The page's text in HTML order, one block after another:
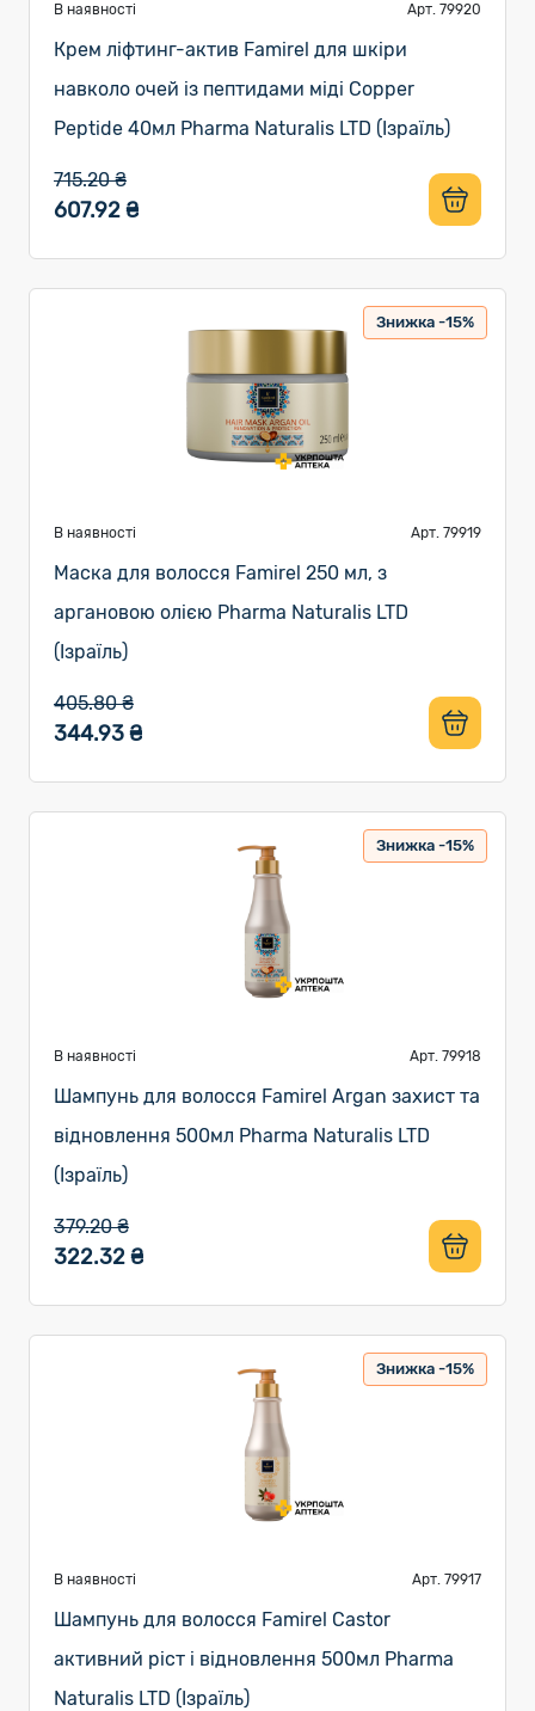
В наявності Арт. 79920
Крем ліфтинг-актив Famirel для шкіри
навколо очей із пептидами міді Copper
Peptide 40мл Pharma Naturalis LTD (Ізраїль)
715.20 ₴
607.92 ₴
Знижка -15%
В наявності Арт. 79919
Маска для волосся Famirel 250 мл, з
аргановою олією Pharma Naturalis LTD
(Ізраїль)
405.80 ₴
344.93 ₴
Знижка -15%
В наявності Арт. 79918
Шампунь для волосся Famirel Argan захист та
відновлення 500мл Pharma Naturalis LTD
(Ізраїль)
379.20 ₴
322.32 ₴
Знижка -15%
В наявності Арт. 79917
Шампунь для волосся Famirel Castor
активний ріст і відновлення 500мл Pharma
Naturalis LTD (Ізраїль)